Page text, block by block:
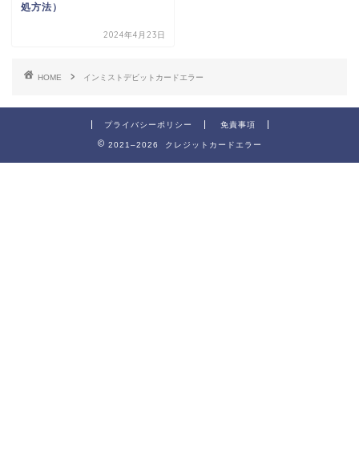
処方法）
2024年4月23日
HOME インミストデビットカードエラー
プライバシーポリシー 免責事項
2021–2026 クレジットカードエラー